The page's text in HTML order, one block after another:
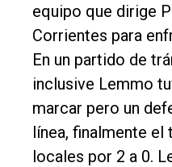
equipo que dirige
Corrientes para
En un partido de
inclusive Lemmo
marcar pero un
línea, finalmente
locales por 2 a 0.